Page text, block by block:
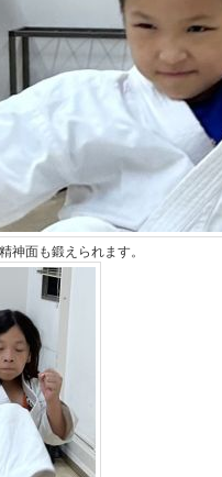
神面も鍛えられます。